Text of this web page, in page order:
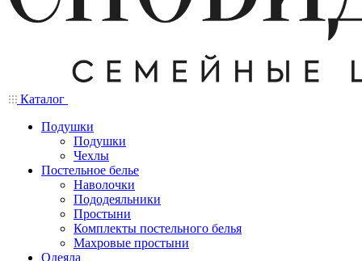
Каталог
Подушки
Подушки
Чехлы
Постельное белье
Наволочки
Пододеяльники
Простыни
Комплекты постельного белья
Махровые простыни
Одеяла